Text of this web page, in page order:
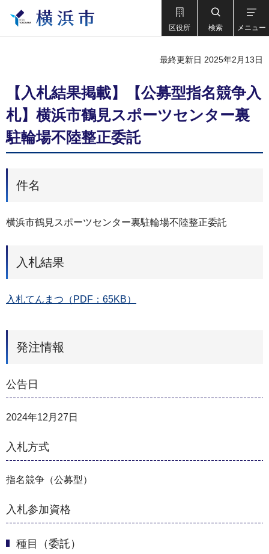
区役所 検索 メニュー
最終更新日 2025年2月13日
【入札結果掲載】【公募型指名競争入
札】横浜市鶴見スポーツセンター裏
駐輪場不陸整正委託
件名
横浜市鶴見スポーツセンター裏駐輪場不陸整正委託
入札結果
入札てんまつ（PDF：65KB）
発注情報
公告日
2024年12月27日
入札方式
指名競争（公募型）
入札参加資格
種目（委託）